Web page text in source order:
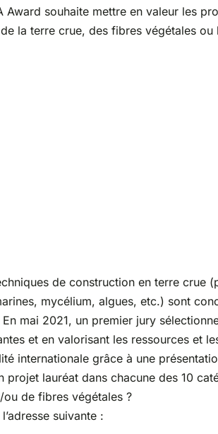
Award souhaite mettre en valeur les
la terre crue, des fibres végétales ou
de construction en terre crue
mycélium, algues, etc.) sont
mai 2021, un premier jury
et en valorisant les ressources et
internationale grâce à une
lauréat dans chacune des 10
de fibres végétales ?
suivante :